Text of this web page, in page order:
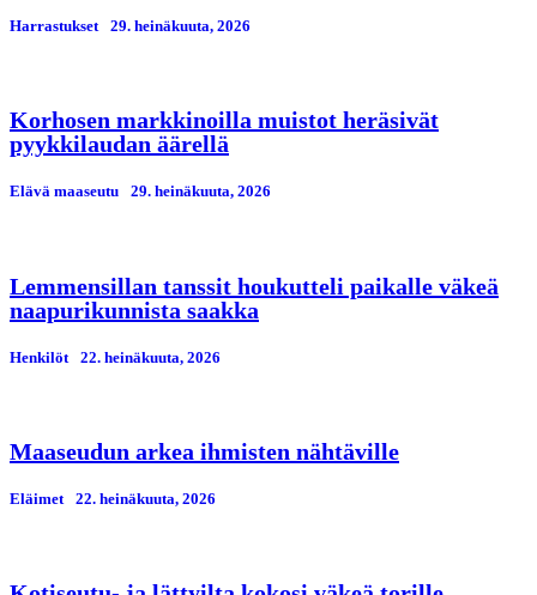
Harrastukset 29. heinäkuuta, 2026
Korhosen markkinoilla muistot heräsivät
pyykkilaudan äärellä
Elävä maaseutu 29. heinäkuuta, 2026
Lemmensillan tanssit houkutteli paikalle väkeä
naapurikunnista saakka
Henkilöt 22. heinäkuuta, 2026
Maaseudun arkea ihmisten nähtäville
Eläimet 22. heinäkuuta, 2026